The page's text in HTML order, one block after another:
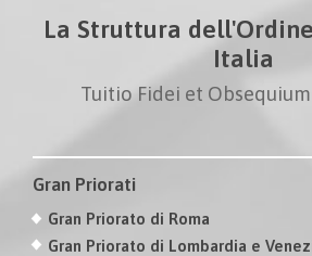
La Struttura
Italia
Tuitio Fidei et
Gran Priorati
Gran Priorato di Roma
Gran Priorato di Lombardia e